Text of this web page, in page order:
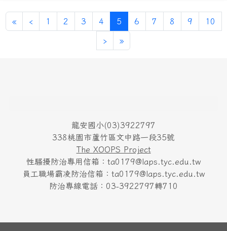
«第一頁
‹上一頁
1 2 3 4 5(目前頁次)
6 7 8 9 10
›下一頁
»最後頁
龍安國小(03)3922797
338桃園市蘆竹區文中路一段35號
The XOOPS Project
性騷擾防治專用信箱：ta0179@laps.tyc.edu.tw
員工職場霸凌防治信箱：ta0179@laps.tyc.edu.tw
防治專線電話：03-3922797轉710